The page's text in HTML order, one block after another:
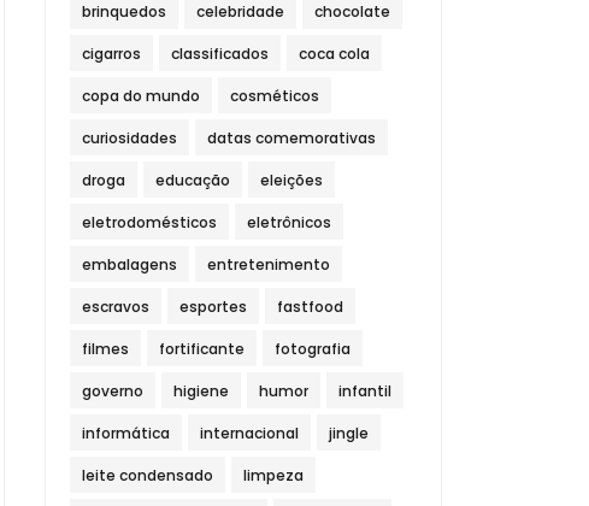
brinquedos celebridade chocolate
cigarros classificados coca cola
copa do mundo cosméticos
curiosidades datas comemorativas
droga educação eleições
eletrodomésticos eletrônicos
embalagens entretenimento
escravos esportes fastfood
filmes fortificante fotografia
governo higiene humor infantil
informática internacional jingle
leite condensado limpeza